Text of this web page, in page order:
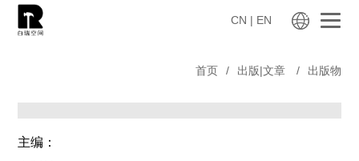
CN | EN
首页 / 出版|文章 / 出版物
主编：